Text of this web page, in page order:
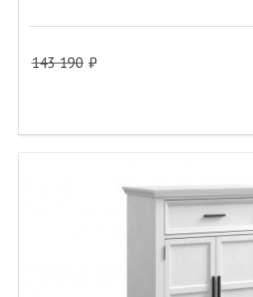
143 190